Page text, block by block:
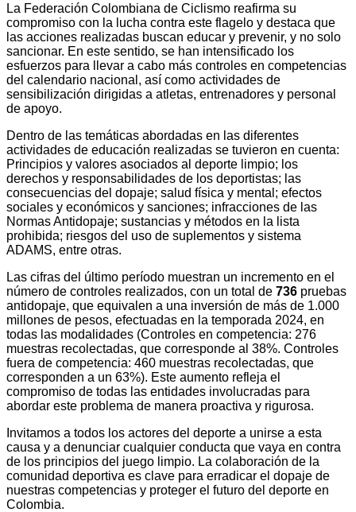
La Federación Colombiana de Ciclismo reafirma su
compromiso con la lucha contra este flagelo y destaca que
las acciones realizadas buscan educar y prevenir, y no solo
sancionar. En este sentido, se han intensificado los
esfuerzos para llevar a cabo más controles en competencias
del calendario nacional, así como actividades de
sensibilización dirigidas a atletas, entrenadores y personal
de apoyo.
Dentro de las temáticas abordadas en las diferentes
actividades de educación realizadas se tuvieron en cuenta:
Principios y valores asociados al deporte limpio; los
derechos y responsabilidades de los deportistas; las
consecuencias del dopaje; salud física y mental; efectos
sociales y económicos y sanciones; infracciones de las
Normas Antidopaje; sustancias y métodos en la lista
prohibida; riesgos del uso de suplementos y sistema
ADAMS, entre otras.
Las cifras del último período muestran un incremento en el
número de controles realizados, con un total de 736 pruebas
antidopaje, que equivalen a una inversión de más de 1.000
millones de pesos, efectuadas en la temporada 2024, en
todas las modalidades (Controles en competencia: 276
muestras recolectadas, que corresponde al 38%. Controles
fuera de competencia: 460 muestras recolectadas, que
corresponden a un 63%). Este aumento refleja el
compromiso de todas las entidades involucradas para
abordar este problema de manera proactiva y rigurosa.
Invitamos a todos los actores del deporte a unirse a esta
causa y a denunciar cualquier conducta que vaya en contra
de los principios del juego limpio. La colaboración de la
comunidad deportiva es clave para erradicar el dopaje de
nuestras competencias y proteger el futuro del deporte en
Colombia.